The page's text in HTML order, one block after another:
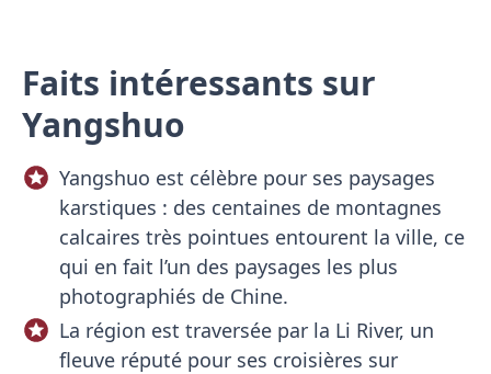
Faits intéressants sur
Yangshuo
Yangshuo est célèbre pour ses paysages
karstiques : des centaines de montagnes
calcaires très pointues entourent la ville, ce
qui en fait l’un des paysages les plus
photographiés de Chine.
La région est traversée par la Li River, un
fleuve réputé pour ses croisières sur